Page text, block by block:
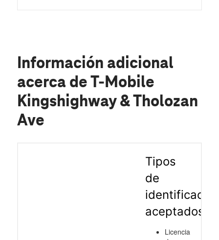
was truly excellent, and I really appreciate
Información adicional
acerca de T-Mobile
Kingshighway & Tholozan
Ave
Tipos
de
aceptados
Licencia